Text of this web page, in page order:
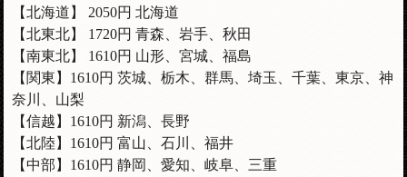
【北海道】 2050円 北海道
【北東北】 1720円 青森、岩手、秋田
【南東北】 1610円 山形、宮城、福島
【関東】1610円 茨城、栃木、群馬、埼玉、千葉、東京、神
奈川、山梨
【信越】 1610円 新潟、長野
【北陸】 1610円 富山、石川、福井
【中部】 1610円 静岡、愛知、岐阜、三重